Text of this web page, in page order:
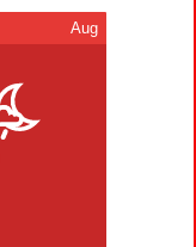
Aug